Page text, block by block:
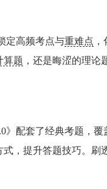
定高频考点与重难点
算题 ，还是晦涩的理论
》配套了经典考题，覆
，提升答题技巧。刷
师